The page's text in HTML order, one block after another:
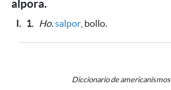
alpora.
I. 1. Ho.salpor , bollo.
Diccionario de